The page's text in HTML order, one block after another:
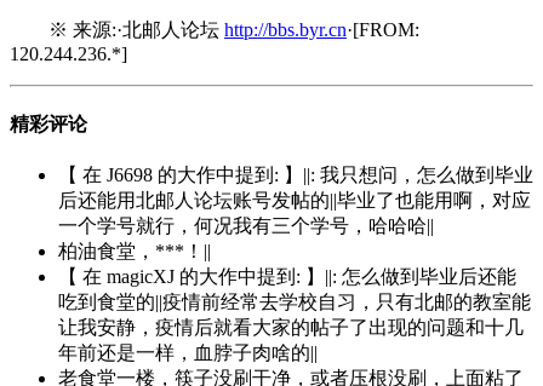
※ 来源:·北邮人论坛 http://bbs.byr.cn·[FROM:
120.244.236.*]
精彩评论
【 在 J6698 的大作中提到: 】||: 我只想问，怎么做到毕业
后还能用北邮人论坛账号发帖的||毕业了也能用啊，对应
一个学号就行，何况我有三个学号，哈哈哈||
柏油食堂，***！||
【 在 magicXJ 的大作中提到: 】||: 怎么做到毕业后还能
吃到食堂的||疫情前经常去学校自习，只有北邮的教室能
让我安静，疫情后就看大家的帖子了出现的问题和十几
年前还是一样，血脖子肉啥的||
老食堂一楼，筷子没刷干净，或者压根没刷，上面粘了